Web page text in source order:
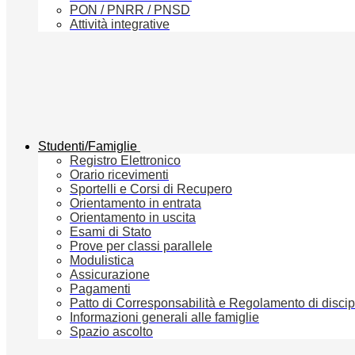
PON / PNRR / PNSD
Attività integrative
Studenti/Famiglie
Registro Elettronico
Orario ricevimenti
Sportelli e Corsi di Recupero
Orientamento in entrata
Orientamento in uscita
Esami di Stato
Prove per classi parallele
Modulistica
Assicurazione
Pagamenti
Patto di Corresponsabilità e Regolamento di
Informazioni generali alle famiglie
Spazio ascolto